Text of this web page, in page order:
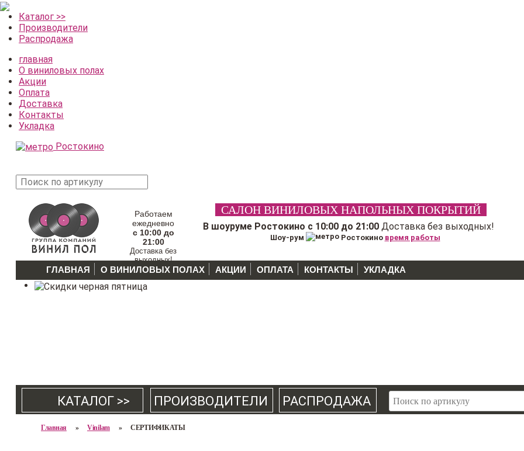
Каталог >>
Производители
Распродажа
главная
О виниловых полах
Акции
Оплата
Доставка
Контакты
Укладка
Ростокино
товара
Работаем
ежедневно
с 10:00 до
21:00
Доставка без
выходных!
САЛОН ВИНИЛОВЫХ НАПОЛЬНЫХ ПОКРЫТИЙ
В шоуруме Ростокино с 10:00 до 21:00 Доставка без выходных!
Шоу-рум Ростокино время работы
ГЛАВНАЯ О ВИНИЛОВЫХ ПОЛАХ АКЦИИ ОПЛАТА КОНТАКТЫ УКЛАДКА
КАТАЛОГ >> ПРОИЗВОДИТЕЛИ РАСПРОДАЖА
Главная » Vinilam » СЕРТИФИКАТЫ